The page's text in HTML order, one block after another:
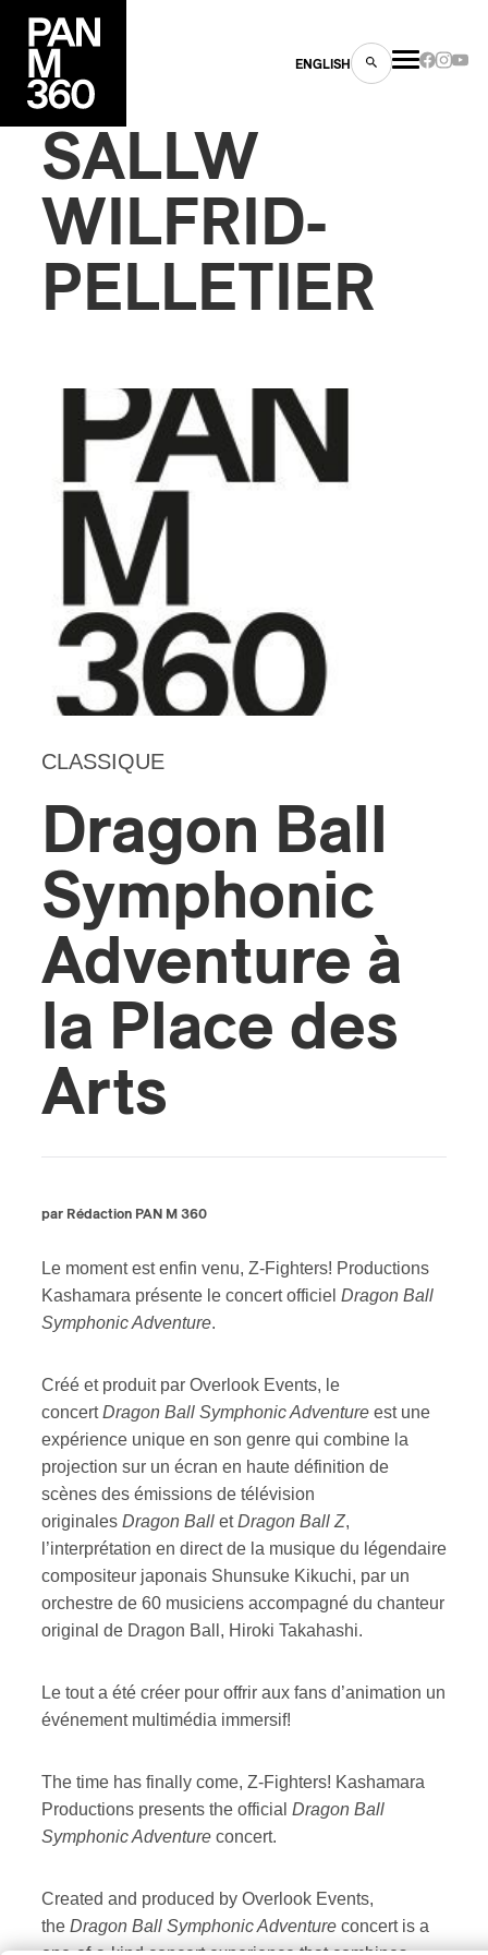
ENGLISH
SALLW
WILFRID-
PELLETIER
CLASSIQUE
Dragon Ball
Symphonic
Adventure à
la Place des
Arts
par Rédaction PAN M 360
Le moment est enfin venu, Z-Fighters! Productions
Kashamara présente le concert officiel Dragon Ball
Symphonic Adventure.
Créé et produit par Overlook Events, le
concertDragon Ball Symphonic Adventure est une
expérience unique en son genre qui combine la
projection sur un écran en haute définition de
scènes des émissions de télévision
originales Dragon Ball etDragon Ball Z,
l’interprétation en direct de la musique du légendaire
compositeur japonais Shunsuke Kikuchi, par un
orchestre de 60 musiciens accompagné du chanteur
original de Dragon Ball, Hiroki Takahashi.
Le tout a été créer pour offrir aux fans d’animation un
événement multimédia immersif!
The time has finally come, Z-Fighters! Kashamara
Productions presents the official Dragon Ball
Symphonic Adventure concert.
Created and produced by Overlook Events,
the Dragon Ball Symphonic Adventure concert is a